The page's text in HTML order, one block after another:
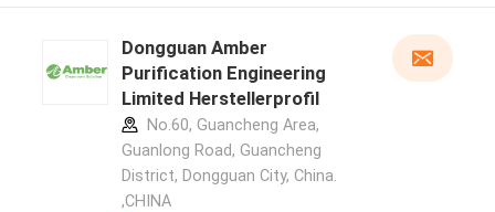
Dongguan Amber
Purification Engineering
Limited Herstellerprofil
No.60, Guancheng Area,
Guanlong Road, Guancheng
District, Dongguan City, China.
,CHINA